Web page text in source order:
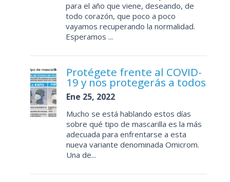
para el año que viene, deseando, de
todo corazón, que poco a poco
vayamos recuperando la normalidad.
Esperamos ...
Protégete frente al COVID-
19 y nos protegerás a todos
Ene 25, 2022
Mucho se está hablando estos días
sobre qué tipo de mascarilla es la más
adecuada para enfrentarse a esta
nueva variante denominada Omicrom.
Una de...